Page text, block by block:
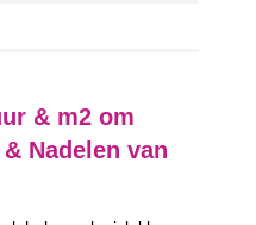
& m2 om
Nadelen van